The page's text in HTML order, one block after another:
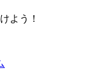
よう！